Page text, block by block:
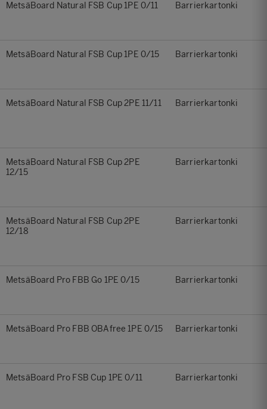
MetsäBoard Natural FSB Cup 1PE 0/11 Barrierkartonki
MetsäBoard Natural FSB Cup 1PE 0/15 Barrierkartonki
MetsäBoard Natural FSB Cup 2PE 11/11 Barrierkartonki
MetsäBoard Natural FSB Cup 2PE
12/15
Barrierkartonki
MetsäBoard Natural FSB Cup 2PE
12/18
Barrierkartonki
MetsäBoard Pro FBB Go 1PE 0/15 Barrierkartonki
MetsäBoard Pro FBB OBAfree 1PE 0/15 Barrierkartonki
MetsäBoard Pro FSB Cup 1PE 0/11 Barrierkartonki